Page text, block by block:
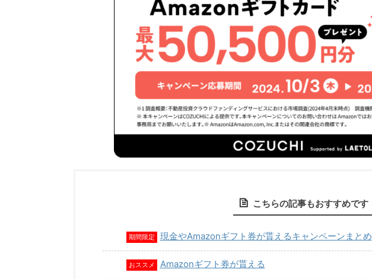
こちらの記事もおすすめです
期間限定 現金やAmazonギフト券が貰えるキャンペーンまとめ
おススメ Amazonギフト券が貰える